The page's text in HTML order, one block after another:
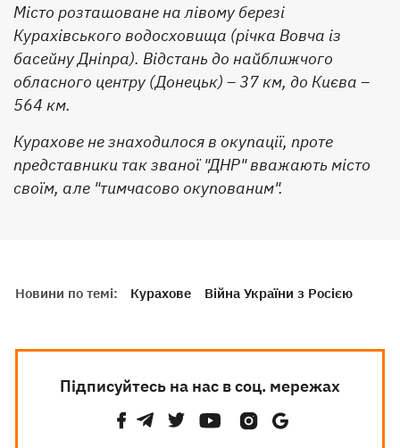
Місто розташоване на лівому березі
Курахівського водосховища (річка Вовча із
басейну Дніпра). Відстань до найближчого
обласного центру (Донецьк) – 37 км, до Києва –
564 км.
Курахове не знаходилося в окупації, проте
представники так званої "ДНР" вважають місто
своїм, але "тимчасово окупованим".
Новини по темі: Курахове Війна України з Росією
Підписуйтесь на нас в соц. мережах